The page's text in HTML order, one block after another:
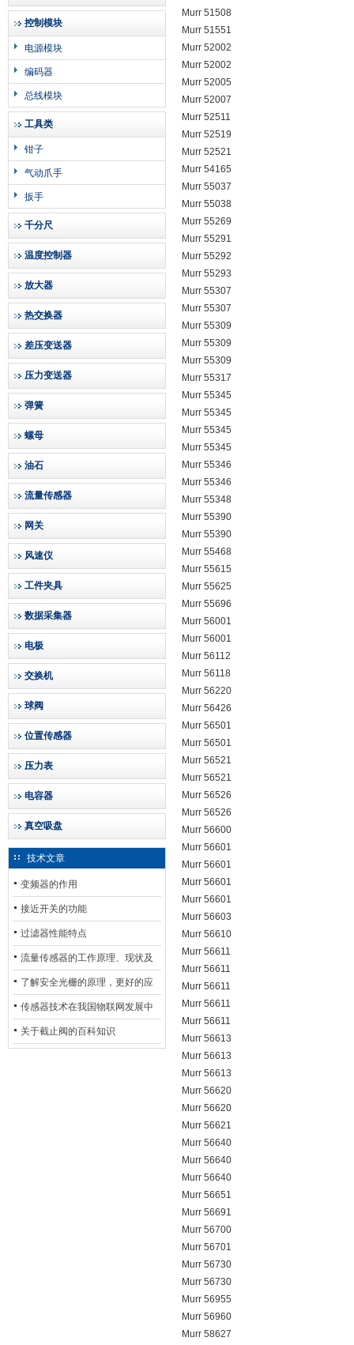
控制模块
电源模块
编码器
总线模块
工具类
钳子
气动爪手
扳手
千分尺
温度控制器
放大器
热交换器
差压变送器
压力变送器
弹簧
螺母
油石
流量传感器
网关
风速仪
工件夹具
数据采集器
电极
交换机
球阀
位置传感器
压力表
电容器
真空吸盘
技术文章
变频器的作用
接近开关的功能
过滤器性能特点
流量传感器的工作原理、现状及
其发展前景
了解安全光栅的原理，更好的应
用安全光栅
传感器技术在我国物联网发展中
的地位*
关于截止阀的百科知识
Murr 51508
Murr 51551
Murr 52002
Murr 52002
Murr 52005
Murr 52007
Murr 52511
Murr 52519
Murr 52521
Murr 54165
Murr 55037
Murr 55038
Murr 55269
Murr 55291
Murr 55292
Murr 55293
Murr 55307
Murr 55307
Murr 55309
Murr 55309
Murr 55309
Murr 55317
Murr 55345
Murr 55345
Murr 55345
Murr 55345
Murr 55346
Murr 55346
Murr 55348
Murr 55390
Murr 55390
Murr 55468
Murr 55615
Murr 55625
Murr 55696
Murr 56001
Murr 56001
Murr 56112
Murr 56118
Murr 56220
Murr 56426
Murr 56501
Murr 56501
Murr 56521
Murr 56521
Murr 56526
Murr 56526
Murr 56600
Murr 56601
Murr 56601
Murr 56601
Murr 56601
Murr 56603
Murr 56610
Murr 56611
Murr 56611
Murr 56611
Murr 56611
Murr 56611
Murr 56613
Murr 56613
Murr 56613
Murr 56620
Murr 56620
Murr 56621
Murr 56640
Murr 56640
Murr 56640
Murr 56651
Murr 56691
Murr 56700
Murr 56701
Murr 56730
Murr 56730
Murr 56955
Murr 56960
Murr 58627